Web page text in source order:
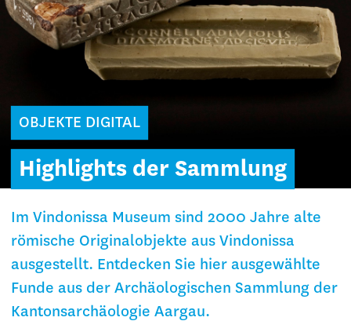
OBJEKTE DIGITAL
Highlights der Sammlung
Im Vindonissa Museum sind 2000 Jahre alte
römische Originalobjekte aus Vindonissa
ausgestellt. Entdecken Sie hier ausgewählte
Funde aus der Archäologischen Sammlung der
Kantonsarchäologie Aargau.